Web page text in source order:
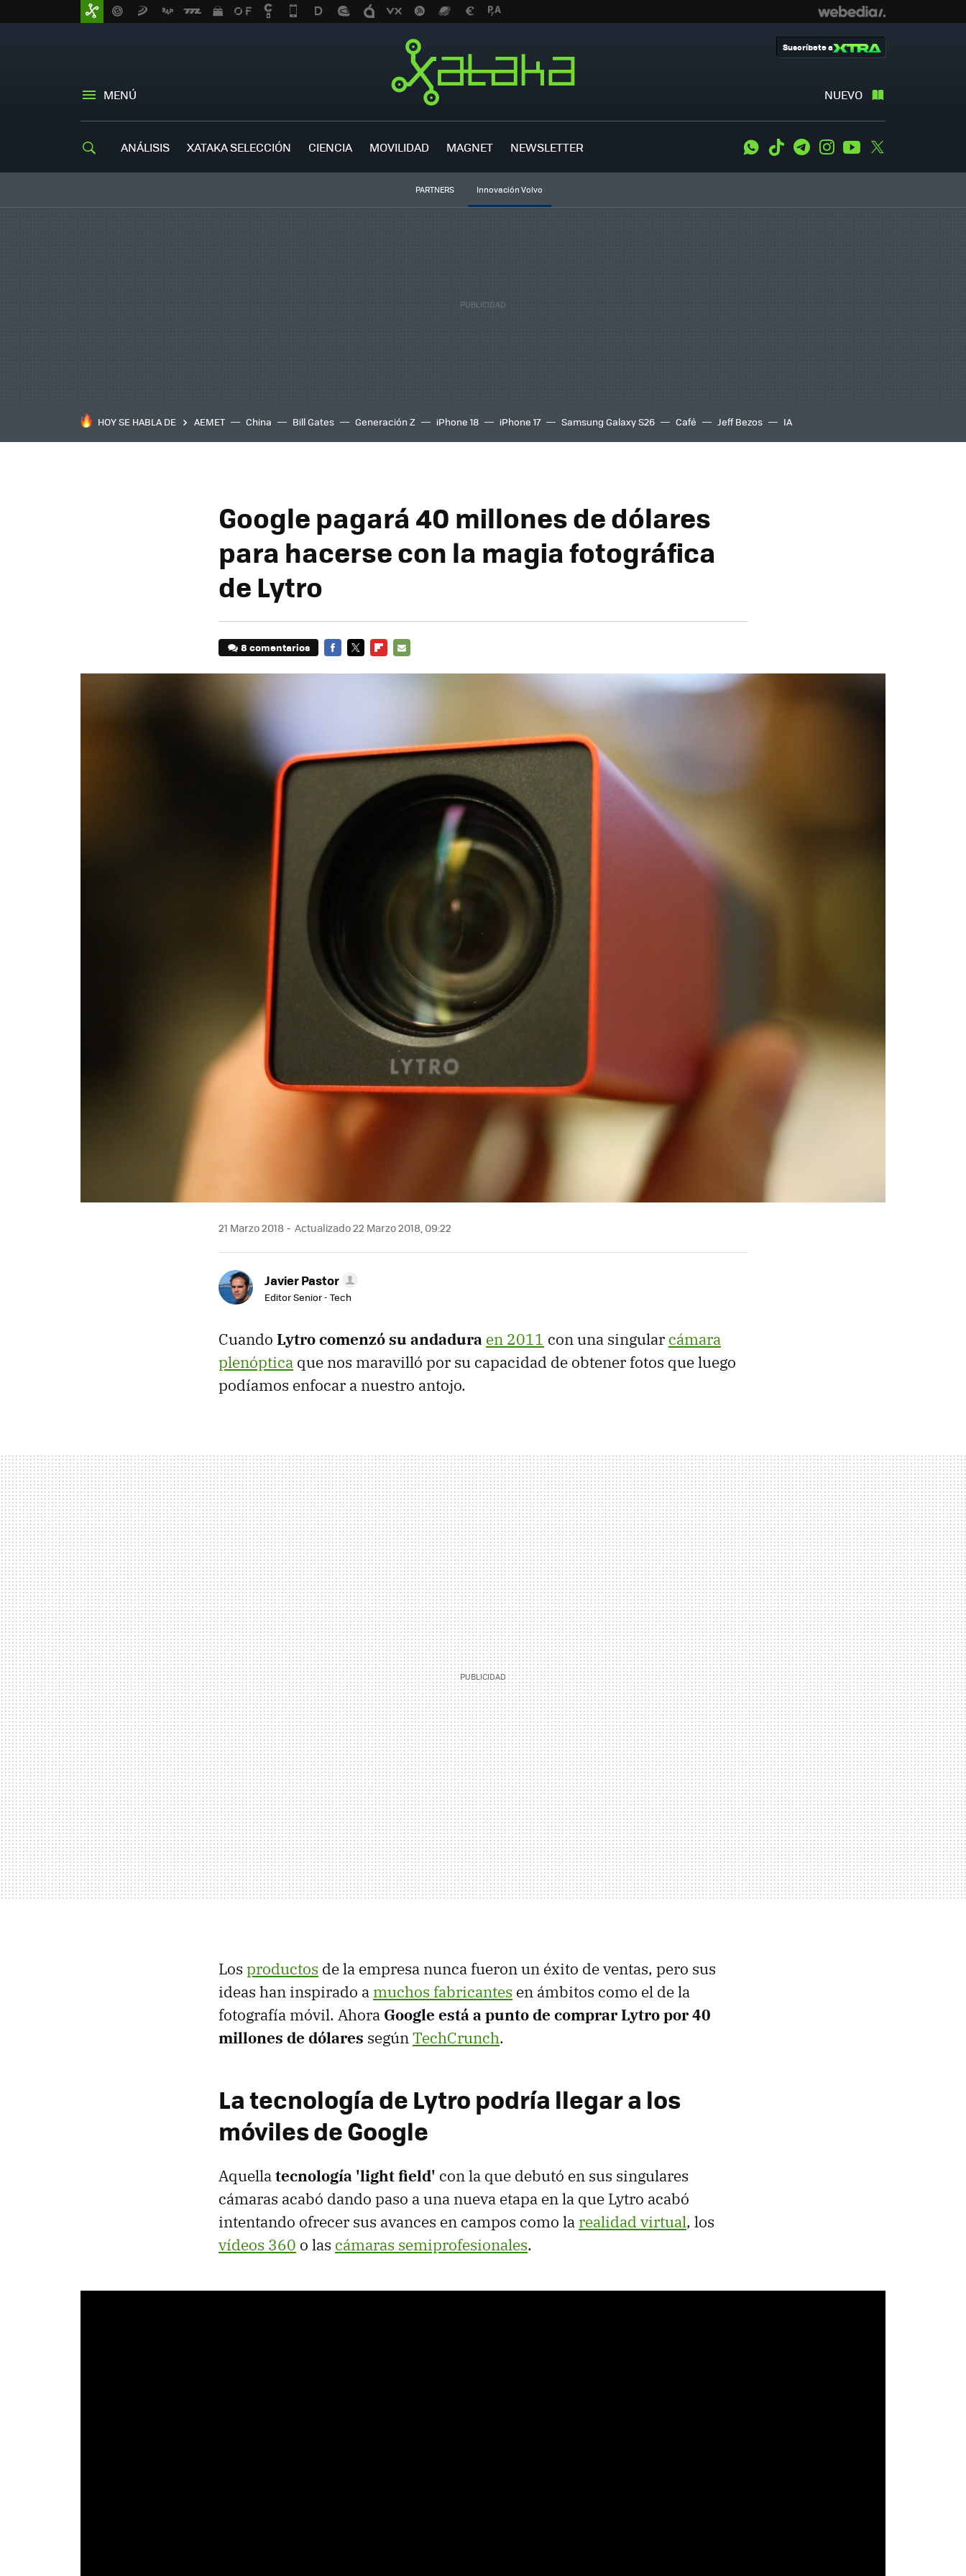
MENÚ NUEVO
Suscríbete a
ANÁLISIS XATAKA SELECCIÓN CIENCIA MOVILIDAD MAGNET NEWSLETTER WhatsApp
Tiktok TelegramInstagramYoutube
PARTNERS Innovación Volvo
HOY SE HABLA DE AEMET China Bill Gates Generación Z iPhone 18 iPhone 17 Samsung Galaxy S26 Café Jeff Bezos IA
Google pagará 40 millones de dólares
para hacerse con la magia fotográfica
de Lytro
8 comentarios
21 Marzo 2018 Actualizado 22 Marzo 2018, 09:22
Javier Pastor
Editor Senior - Tech
Cuando Lytro comenzó su andadura en 2011 con una singular cámara
plenóptica que nos maravilló por su capacidad de obtener fotos que luego
podíamos enfocar a nuestro antojo.
Los productos de la empresa nunca fueron un éxito de ventas, pero sus
ideas han inspirado a muchos fabricantes en ámbitos como el de la
fotografía móvil. Ahora Google está a punto de comprar Lytro por 40
millones de dólares segúnTechCrunch.
La tecnología de Lytro podría llegar a los
móviles de Google
Aquellatecnología 'light field' con la que debutó en sus singulares
cámaras acabó dando paso a una nueva etapa en la que Lytro acabó
intentando ofrecer sus avances en campos como la realidad virtual, los
vídeos 360 o las cámaras semiprofesionales.